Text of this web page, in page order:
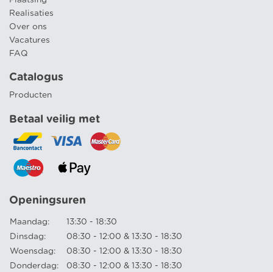
Realisaties
Over ons
Vacatures
FAQ
Catalogus
Producten
Betaal veilig met
Openingsuren
Maandag:
13:30 - 18:30
Dinsdag:
08:30 - 12:00 & 13:30 - 18:30
Woensdag:
08:30 - 12:00 & 13:30 - 18:30
Donderdag:
08:30 - 12:00 & 13:30 - 18:30